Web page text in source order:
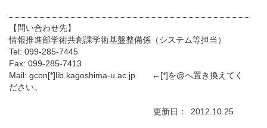
【問い合わせ先】
情報推進部学術共創課学術基盤整備係（システム等担当）
Tel: 099-285-7445
Fax: 099-285-7413
Mail: gcon[*]lib.kagoshima-u.ac.jp ←[*]を@へ置き換えてく
ださい。
更新日 2012.10.25